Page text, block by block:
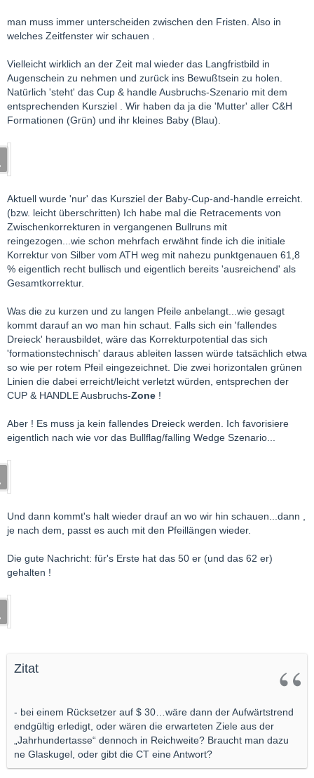
ne Glaskugel, oder gibt die CT eine Antwort?
Marktgeschehen?
Vollständiger Einbruch der Industrienachfrage?
- für unsere Minen wäre das ein Desaster, also weiterhin noch
an der Seitenlinie bleiben?
man muss immer unterscheiden zwischen den Fristen. Also in
welches Zeitfenster wir schauen .
Vielleicht wirklich an der Zeit mal wieder das Langfristbild in
Augenschein zu nehmen und zurück ins Bewußtsein zu holen.
Natürlich 'steht' das Cup & handle Ausbruchs-Szenario mit dem
entsprechenden Kursziel . Wir haben da ja die 'Mutter' aller C&H
Formationen (Grün) und ihr kleines Baby (Blau).
Aktuell wurde 'nur' das Kursziel der Baby-Cup-and-handle erreicht.
(bzw. leicht überschritten) Ich habe mal die Retracements von
Zwischenkorrekturen in vergangenen Bullruns mit
reingezogen...wie schon mehrfach erwähnt finde ich die initiale
Korrektur von Silber vom ATH weg mit nahezu punktgenauen 61,8
% eigentlich recht bullisch und eigentlich bereits 'ausreichend' als
Gesamtkorrektur.
Was die zu kurzen und zu langen Pfeile anbelangt...wie gesagt
kommt darauf an wo man hin schaut. Falls sich ein 'fallendes
Dreieck' herausbildet, wäre das Korrekturpotential das sich
'formationstechnisch' daraus ableiten lassen würde tatsächlich etwa
so wie per rotem Pfeil eingezeichnet. Die zwei horizontalen grünen
Linien die dabei erreicht/leicht verletzt würden, entsprechen der
CUP & HANDLE Ausbruchs-Zone !
Aber ! Es muss ja kein fallendes Dreieck werden. Ich favorisiere
eigentlich nach wie vor das Bullflag/falling Wedge Szenario...
Und dann kommt's halt wieder drauf an wo wir hin schauen...dann ,
je nach dem, passt es auch mit den Pfeillängen wieder.
Die gute Nachricht: für's Erste hat das 50 er (und das 62 er)
gehalten !
Zitat
- bei einem Rücksetzer auf $ 30…wäre dann der Aufwärtstrend
endgültig erledigt, oder wären die erwarteten Ziele aus der
„Jahrhundertasse“ dennoch in Reichweite? Braucht man dazu
ne Glaskugel, oder gibt die CT eine Antwort?